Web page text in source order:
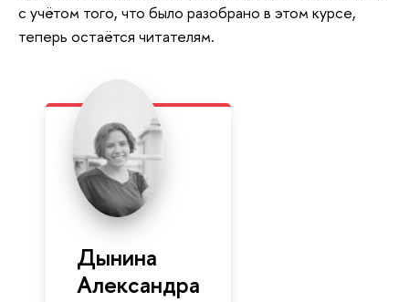
с учётом того, что было разобрано в этом курсе,
теперь остаётся читателям.
Дынина
Александра